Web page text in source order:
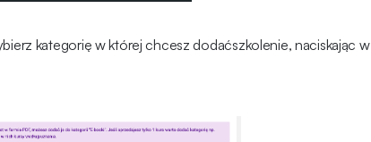
kategorię w której chcesz dodaćszkolenie, naciskając w